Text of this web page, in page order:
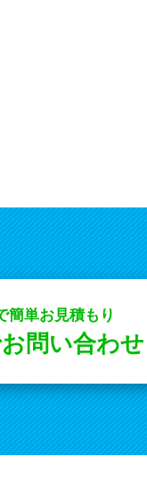
簡単お見積もり
問い合わせ